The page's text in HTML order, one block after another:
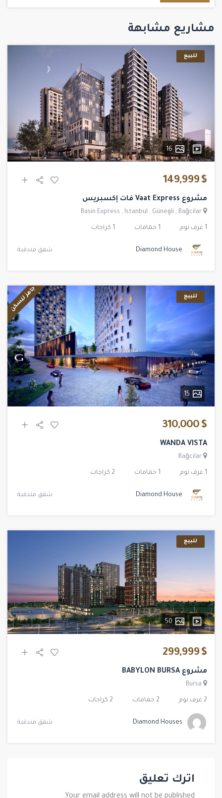
مشاريع مشابهة
للبيع
16
$ 149,999
مشروع Vaat Express فات إكسبريس
Basin Express , Istanbul , Güneşli , Bağcilar
1 غرف نوم 1 حمامات 1 كراجات
Diamond House شقق فندقية
للبيع جاهز للسكن
15
$ 310,000
WANDA VISTA
Bağcilar
1 غرف نوم 1 حمامات 2 كراجات
Diamond House شقق فندقية
للبيع
50
$ 299,999
مشروع BABYLON BURSA
Bursa
2 غرف نوم 2 حمامات 2 كراجات
Diamond Houses شقق فندقية
اترك تعليق